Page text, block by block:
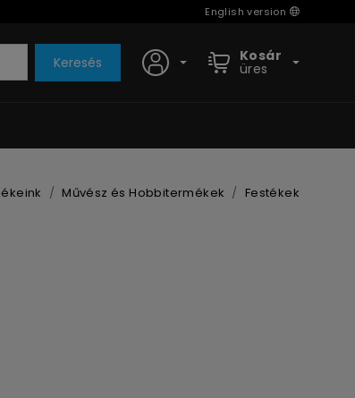
English version
Keresés Kosár
üres
Művész és Hobbitermékek Festékek